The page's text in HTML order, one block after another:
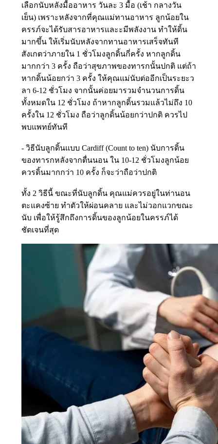
เลือกนับหลังมื้ออาหาร วันละ 3 มื้อ (เช้า กลางวัน
เย็น) เพราะหลังจากที่คุณแม่ทานอาหาร ลูกน้อยใน
ครรภ์จะได้รับสารอาหารและะมีพลังงาน ทำให้ดิ้น
มากขึ้น ให้เริ่มนับหลังจากทานอาหารเสร็จทันที
สังเกตว่าภายใน 1 ชั่วโมงลูกดิ้นกี่ครั้ง หากลูกดิ้น
มากกว่า 3 ครั้ง ถือว่าสุขภาพของทารกนั้นปกติ แต่ถ้า
หากดิ้นน้อยกว่า 3 ครั้ง ให้คุณแม่นับต่ออีกเป็นระยะว
ลา 6-12 ชั่วโมง จากนั้นค่อยมารวมจำนวนการดิ้น
ทั้งหมดใน 12 ชั่วโมง ถ้าหากลูกดิ้นรวมแล้วไม่ถึง 10
ครั้งใน 12 ชั่วโมง ถือว่าลูกดิ้นน้อยกว่าปกติ ควรไป
พบแพทย์ทันที
- วิธีนับลูกดิ้นแบบ Cardiff (Count to ten) นับการดิ้น
ของทารกหลังจากตื่นนอน ใน 10-12 ชั่วโมงลูกน้อย
ควรดิ้นมากกว่า 10 ครั้ง ก็จะว่าถือว่าปกติ
ทั้ง 2 วิธีนี้ ขณะที่นับลูกดิ้น คุณแม่ควรอยู่ในท่านอน
ตะแคงซ้าย ทำตัวให้ผ่อนคลาย และไม่วอกแวกขณะ
นับ เพื่อให้รู้สึกถึงการดิ้นของลูกน้อยในครรภ์ได้
ชัดเจนที่สุด